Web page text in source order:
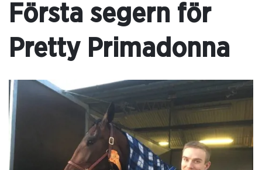
Första segern för
Pretty Primadonna